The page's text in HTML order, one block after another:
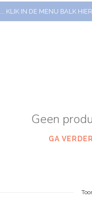
KLIK IN DE MENU BALK
Geen
GA